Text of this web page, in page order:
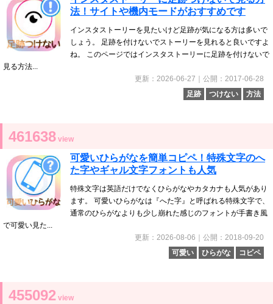
法！サイトや機内モードがおすすめです
インスタストーリーを見たいけど足跡が気になる方は多いで
しょう。 足跡を付けないでストーリーを見れると良いですよ
ね。 このページではインスタストーリーに足跡を付けないで
見る方法...
更新：2026-06-27｜公開：2017-06-28
足跡
つけない 方法
461638 view
可愛いひらがなを簡単コピペ！特殊文字のへ
た字やギャル文字フォントも人気
特殊文字は英語だけでなくひらがなやカタカナも人気があり
ます。 可愛いひらがなは『へた字』と呼ばれる特殊文字で、
通常のひらがなよりも少し崩れた感じのフォントが手書き風
で可愛い見た...
更新：2026-08-06｜公開：2018-09-20
可愛い
ひらがな コピペ
455092 view